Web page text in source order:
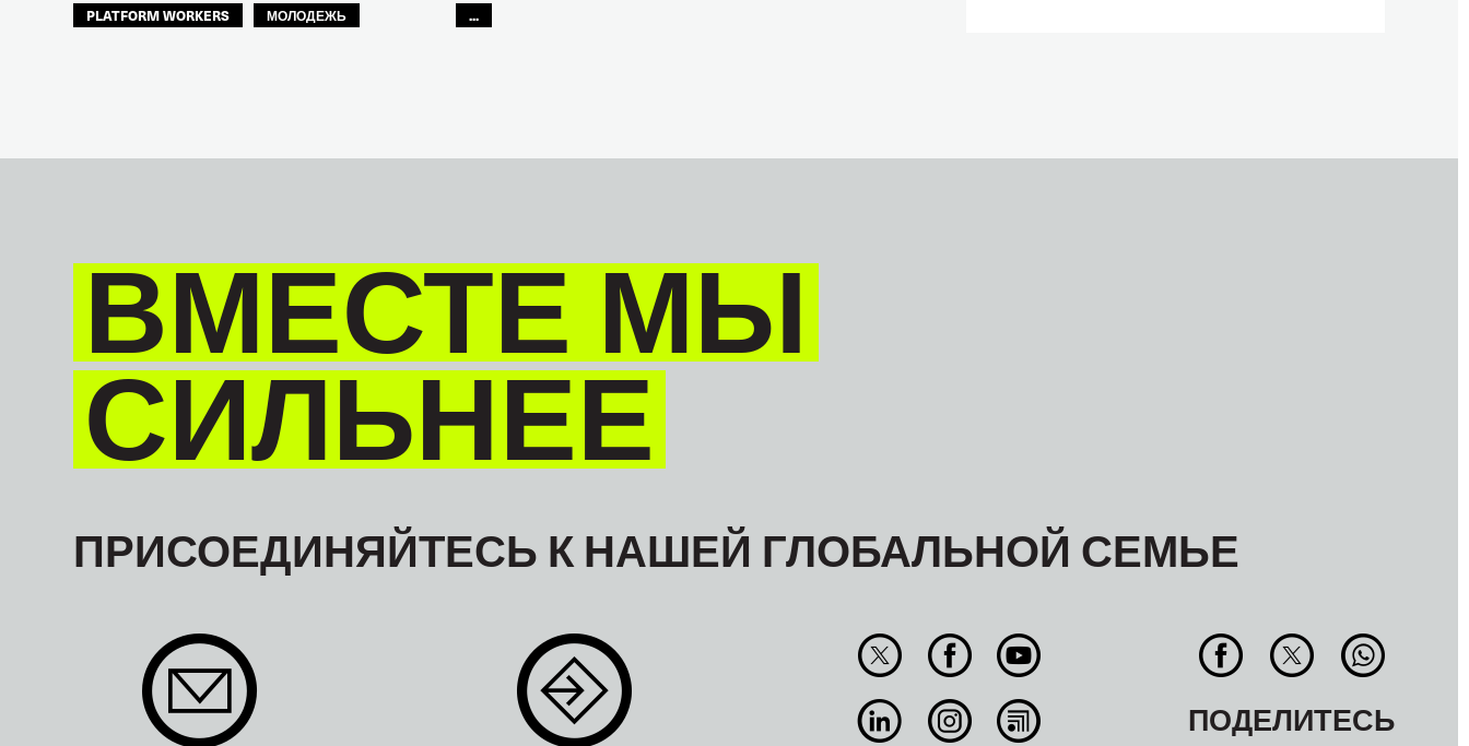
PLATFORM WORKERS
МОЛОДЕЖЬ
...
ВМЕСТЕ МЫ
СИЛЬНЕЕ
ПРИСОЕДИНЯЙТЕСЬ К НАШЕЙ ГЛОБАЛЬНОЙ СЕМЬЕ
ПОДЕЛИТЕСЬ